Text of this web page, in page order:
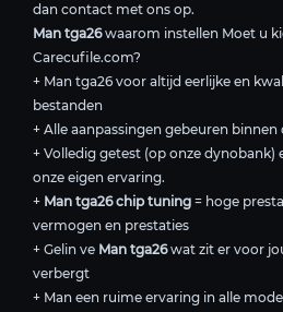
dan contact met ons op.
Man tga26waarom instellen Moet u
Carecufile.com?
+ Man tga26 voor altijd eerlijke en
bestanden
+ Alle aanpassingen gebeuren binnen
+ Volledig getest (op onze
onze eigen ervaring.
+ Man tga26 chip tuning = hoge
vermogen en prestaties
+ Gelin ve Man tga26wat zit er voor
verbergt
+ Man een ruime ervaring in alle